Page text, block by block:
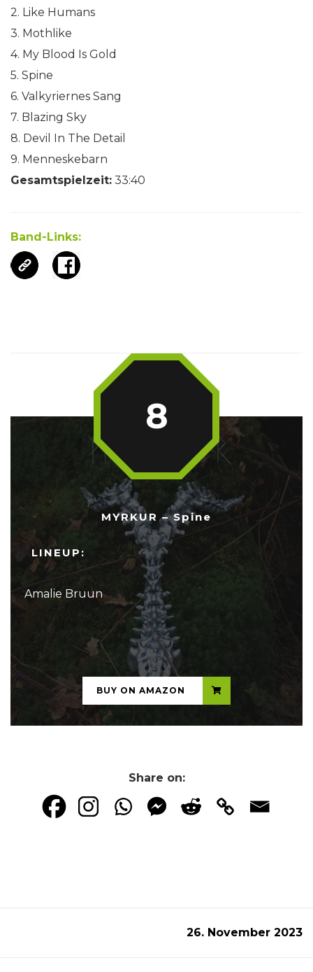
2. Like Humans
3. Mothlike
4. My Blood Is Gold
5. Spine
6. Valkyriernes Sang
7. Blazing Sky
8. Devil In The Detail
9. Menneskebarn
Gesamtspielzeit: 33:40
Band-Links:
MYRKUR – Spine
LINEUP:
Amalie Bruun
8
...
BUY ON AMAZON
Share on:
26. November 2023